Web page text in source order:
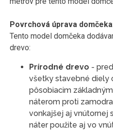
Povrchová úprava
Tento model domčeka
drevo:
Prírodné drevo -
všetky stavebné diely
pôsobiacim
náterom proti
vonkajšej aj vnútornej
náter použite aj vo